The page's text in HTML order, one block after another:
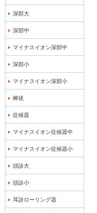
深部大
深部中
マイナスイオン深部中
深部小
マイナスイオン深部小
棒状
症候器
マイナスイオン症候器中
マイナスイオン症候器小
頭診大
頭診小
耳診ローリング器